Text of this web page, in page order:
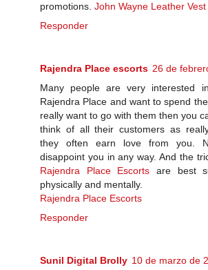
promotions. John Wayne Leather Vest
Responder
Rajendra Place escorts 26 de
Many people are very interested
Rajendra Place and want to spend
really want to go with them then you
think of all their customers as
they often earn love from you.
disappoint you in any way. And the
Rajendra Place Escorts are best
physically and mentally.
Rajendra Place Escorts
Responder
Sunil Digital Brolly 10 de marzo de